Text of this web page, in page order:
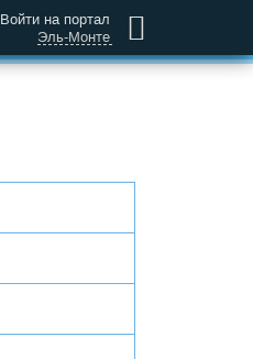
Войти на портал
Эль-Монте